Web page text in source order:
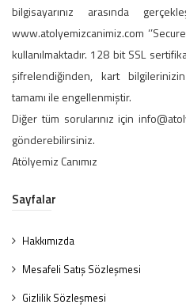
bilgisayarınız arasında
www.atolyemizcanimiz.com
kullanılmaktadır. 128 bit SSL
şifrelendiğinden, kart
tamamı ile engellenmiştir.
Diğer tüm sorularınız için
gönderebilirsiniz.
Atölyemiz Canımız
Sayfalar
Hakkımızda
Mesafeli Satış Sözleşmesi
Gizlilik Sözleşmesi